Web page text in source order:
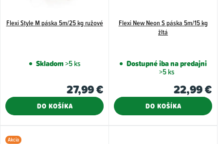
Flexi Style M páska 5m/25 kg ružové
Skladom>5 ks
27,99 €
DO KOŠÍKA
Flexi New Neon S páska 5m/15 kg
žltá
Dostupné iba na predajni
>5 ks
22,99 €
DO KOŠÍKA
Akcia